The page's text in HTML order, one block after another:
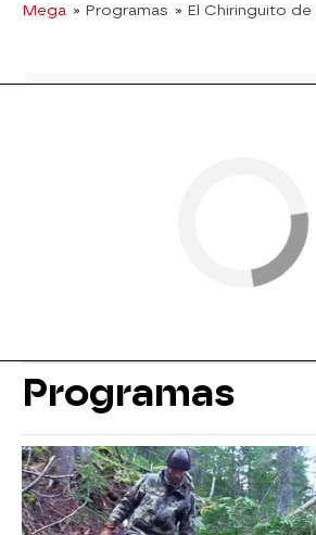
Mega » Programas » El Chiringuito
Programas